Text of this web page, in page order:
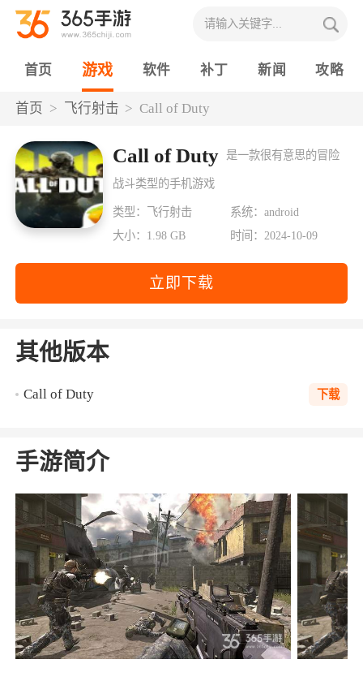
首页 游戏 软件 补丁 新闻 攻略
首页 飞行射击 Call of Duty
Call of Duty 是一款很有意思的冒险
战斗类型的手机游戏
类型：飞行射击
系统：android
大小：1.98 GB
时间：2024-10-09
立即下载
其他版本
Call of Duty 下载
手游简介